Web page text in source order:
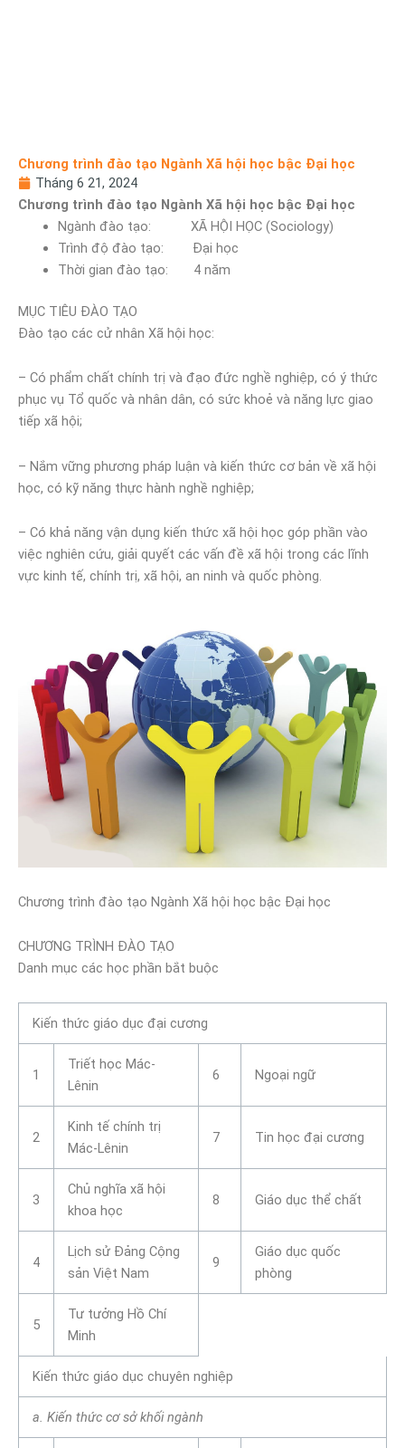
Chương trình đào tạo Ngành Xã hội học bậc Đại học
Tháng 6 21, 2024
Chương trình đào tạo Ngành Xã hội học bậc Đại học
Ngành đào tạo: XÃ HỘI HỌC (Sociology)
Trình độ đào tạo: Đại học
Thời gian đào tạo: 4 năm
MỤC TIÊU ĐÀO TẠO
Đào tạo các cử nhân Xã hội học:
– Có phẩm chất chính trị và đạo đức nghề nghiệp, có ý thức
phục vụ Tổ quốc và nhân dân, có sức khoẻ và năng lực giao
tiếp xã hội;
– Nắm vững phương pháp luận và kiến thức cơ bản về xã hội
học, có kỹ năng thực hành nghề nghiệp;
– Có khả năng vận dụng kiến thức xã hội học góp phần vào
việc nghiên cứu, giải quyết các vấn đề xã hội trong các lĩnh
vực kinh tế, chính trị, xã hội, an ninh và quốc phòng.
Chương trình đào tạo Ngành Xã hội học bậc Đại học
CHƯƠNG TRÌNH ĐÀO TẠO
Danh mục các học phần bắt buộc
Kiến thức giáo dục đại cương
1
Triết học Mác-
Lênin
6 Ngoại ngữ
2
Kinh tế chính trị
Mác-Lênin
7 Tin học đại cương
3
Chủ nghĩa xã hội
khoa học
8 Giáo dục thể chất
4
Lịch sử Đảng Cộng
sản Việt Nam
9
Giáo dục quốc
phòng
5
Tư tưởng Hồ Chí
Minh
Kiến thức giáo dục chuyên nghiệp
a. Kiến thức cơ sở khối ngành